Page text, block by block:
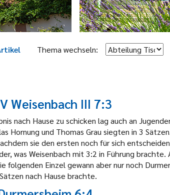
Thema wechseln:
Weisenbach III 7:3
nach Hause zu schicken lag auch an
Hornung und Thomas Grau siegten in 3
sie den ersten noch für sich
was Weisenbach mit 3:2 in Führung
folgenden Einzel gewann aber nur noch
nach Hause brachte.